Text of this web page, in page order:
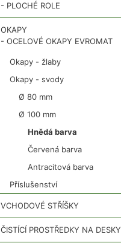
- PLOCHÉ ROLE
OKAPY
- OCELOVÉ OKAPY EVROMAT
Okapy - žlaby
Okapy - svody
Ø 80 mm
Ø 100 mm
Hnědá barva
Červená barva
Antracitová barva
Příslušenství
VCHODOVÉ STŘÍŠKY
ČISTÍCÍ PROSTŘEDKY NA DESKY